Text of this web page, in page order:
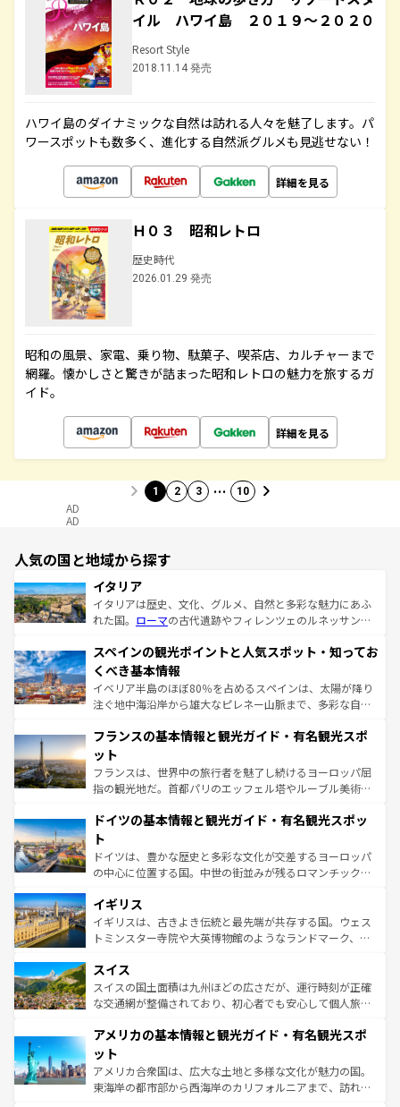
イル ハワイ島 ２０１９～２０２０
Resort Style
2018.11.14 発売
ハワイ島のダイナミックな自然は訪れる人々を魅了します。パ
ワースポットも数多く、進化する自然派グルメも見逃せない！
詳細を見る
Ｈ０３ 昭和レトロ
歴史時代
2026.01.29 発売
昭和の風景、家電、乗り物、駄菓子、喫茶店、カルチャーまで
網羅。懐かしさと驚きが詰まった昭和レトロの魅力を旅するガ
イド。
詳細を見る
1 2 3 … 10
AD
AD
人気の国と地域から探す
イタリア
イタリアは歴史、文化、グルメ、自然と多彩な魅力にあふ
れた国。 ローマの古代遺跡やフィレンツェのルネッサンス
ろん、トスカーナの美しい田園風景やアマルフィ海岸の絶
景など、自然景観も見逃せない。観光の合間には、本場の
ピザやパスタなど、絶品のイタリア料理を堪能することも
できる。朝目覚めてから夜眠るまで、すべての瞬間を楽し
なお、新着のイタリア情報はコンテンツ一覧を参照してほ
しい。
スペインの観光ポイントと人気スポット・知ってお
くべき基本情報
イベリア半島のほぼ80％を占めるスペインは、太陽が降り
注ぐ地中海沿岸から雄大なピレネー山脈まで、多彩な自然
文化が根付くこの国では、情熱的なフラメンコ、熱気あふ
れる闘牛、そして美味しいタパスが生活の一部となってい
る。首都マドリードの洗練された雰囲気や、バルセロナの
アートに溢れた街角から、地方では古代ローマ遺跡や中世
せる。地方によって風土や気候が異なるスペインはその個
ンテンツ一覧 を参照してほしい。
フランスの基本情報と観光ガイド・有名観光スポ
ット
フランスは、世界中の旅行者を魅了し続けるヨーロッパ屈
指の観光地だ。首都パリのエッフェル塔やルーブル美術館
で、幅広い魅力が詰まっている。華麗な宮殿、歴史的な大
聖堂、美しいビーチ、そして豊かな自然が、訪れる者を心
から魅了する。また、フランスは美食の国としても知ら
れ、フランス料理はユネスコ無形文化遺産にも登録されて
香り高いラベンダー畑など、多彩な楽しみ方が可能だ。さ
らに、パリ以外の地域にも魅力が溢れており、どの街角に
も豊かな歴史と文化が息づいている。パリ以外の個性あふ
を参照してほしい。
ドイツの基本情報と観光ガイド・有名観光スポッ
ト
ドイツは、豊かな歴史と多彩な文化が交差するヨーロッパ
の中心に位置する国。中世の街並みが残るロマンチック街
顔を持つこの国は、どこを歩いても飽きることがない。ベ
ルリンの文化的活気、バイエルン州のアルプスの絶景、そ
してライン川沿いのワイン畑といった風景は必見。ビール
は、お酒好きな人にはぜひ体験してほしい。 なお、新着の
ドイツ情報はコンテンツ一覧を参照してほしい。
イギリス
イギリスは、古きよき伝統と最先端が共存する国。ウェス
トミンスター寺院や大英博物館のようなランドマーク、歴
リアごとに異なる魅力がある。また、優雅なアフタヌーン
ティー、ビール好きにはたまらない英国パブ、サッカー観
戦など、本場だからこそできる体験も豊富。イギリスを旅
ンツ一覧を参照してほしい。
スイス
スイスの国土面積は九州ほどの広さだが、運行時刻が正確
な交通網が整備されており、初心者でも安心して個人旅行
の建物がそのまま残る町や、スイスならではのユニークな
博物館もあり、アルプス観光だけでなく町歩きも満喫する
ことができる。国民の所得が高いため物価も高いが、旅行
者向けの交通パス提供のサービスもあり、うまく活用すれ
アメリカの基本情報と観光ガイド・有名観光スポ
ット
アメリカ合衆国は、広大な土地と多様な文化が魅力の国。
東海岸の都市部から西海岸のカリフォルニアまで、訪れる